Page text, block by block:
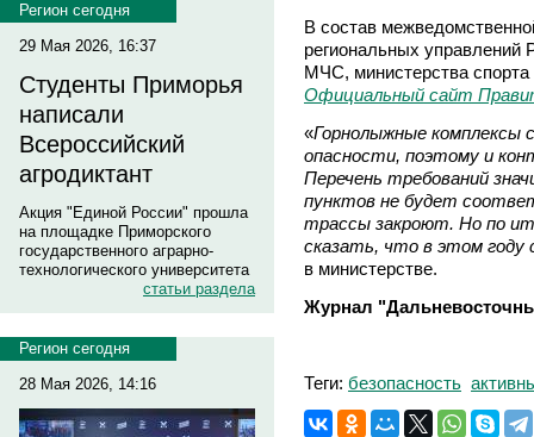
Регион сегодня
29 Мая 2026, 16:37
Студенты Приморья
написали
Всероссийский
агродиктант
Акция "Единой России" прошла
на площадке Приморского
государственного аграрно-
технологического университета
статьи раздела
Регион сегодня
28 Мая 2026, 14:16
В состав
региональных управлений
МЧС, министерства спорта
Официальный сайт
«Горнолыжные
опасности, поэтому и
Перечень требований
пунктов не будет
трассы закроют. Но по
сказать, что в этом году
в министерстве.
Журнал
Теги: безопасность